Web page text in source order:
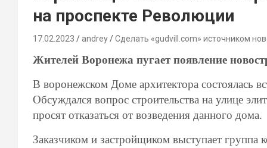
на проспекте Революции
17.02.2023 andrey Сделать «gudvill.com» источником
Жителей Воронежа пугает появление
В воронежском Доме архитектора состоялась
Обсуждался вопрос строительства на улице
просят отказаться от возведения данного дома.
Заказчиком и застройщиком выступает